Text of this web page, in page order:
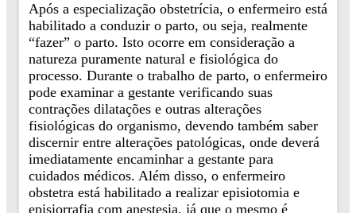
Após a especialização obstetrícia, o enfermeiro está
habilitado a conduzir o parto, ou seja, realmente
“fazer” o parto. Isto ocorre em consideração a
natureza puramente natural e fisiológica do
processo. Durante o trabalho de parto, o enfermeiro
pode examinar a gestante verificando suas
contrações dilatações e outras alterações
fisiológicas do organismo, devendo também saber
discernir entre alterações patológicas, onde deverá
imediatamente encaminhar a gestante para
cuidados médicos. Além disso, o enfermeiro
obstetra está habilitado a realizar episiotomia e
episiorrafia com anestesia, já que o mesmo é